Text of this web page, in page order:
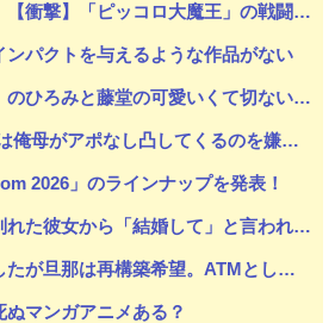
ロ大魔王」の戦闘力がヤバすぎるｗｗｗｗもしかしてナメック星人は…
ンパクトを与えるような作品がない
みと藤堂の可愛いくて切ない恋模様が好きだ
あってか平気で繰り返す。なぜ嫁姑は仲良くできないんだ？なんで女って生き物はこうもバカで感情的なのだろうか？
2026」のラインナップを発表！
結婚して」と言われ受け入れた。だがこの女、ヤバい女。
構築希望。ATMとして優秀だが私は絶対に離婚したい
マンガアニメある？